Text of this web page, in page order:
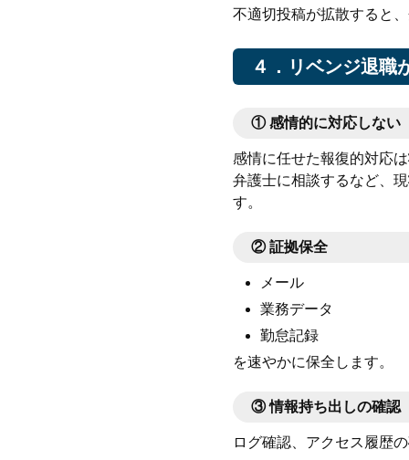
不適切投稿が拡散すると
４．リベンジ退職
①感情的に対応しない
感情に任せた報復的対応
弁護士に相談するなど、
す。
②証拠保全
メール
業務データ
勤怠記録
を速やかに保全します。
③情報持ち出しの確認
ログ確認、アクセス履歴